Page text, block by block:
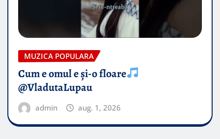
MUZICA POPULARA
Cum e omul e și-o floare
@VladutaLupau
admin aug. 1, 2026